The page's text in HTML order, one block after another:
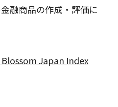
融商品の作成・評価に
Blossom Japan Index